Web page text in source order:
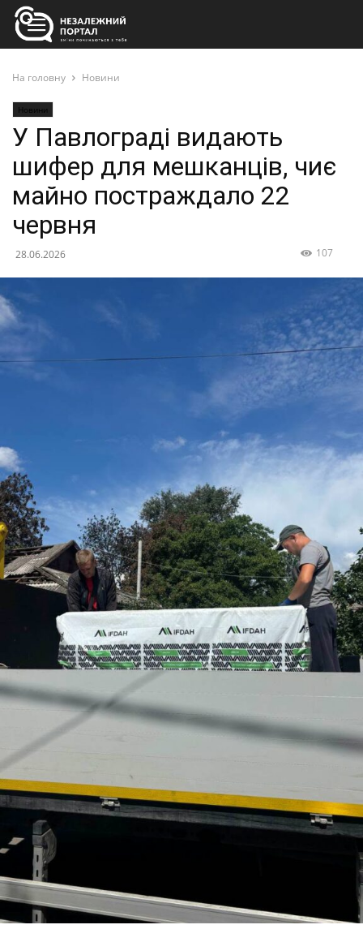
На головну Новини
Новини
У Павлограді видають
шифер для мешканців, чиє
майно постраждало 22
червня
28.06.2026 107